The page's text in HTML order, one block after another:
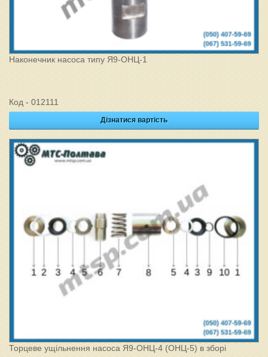
Наконечник насоса типу Я9-ОНЦ-1
Код - 012111
Дізнатися вартість
Торцеве ущільнення насоса Я9-ОНЦ-4 (ОНЦ-5) в зборі